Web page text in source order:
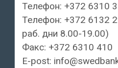
Телефон: +372 6310
Телефон: +372 6132
раб. дни 8.00-19.00)
Факс: +372 6310 410
E-post: